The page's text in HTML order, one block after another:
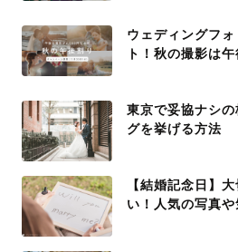
ウェディングフ
ト！秋の撮影は
東京で妥協ナシ
グを挙げる方法
【結婚記念日】
い！人気の写真